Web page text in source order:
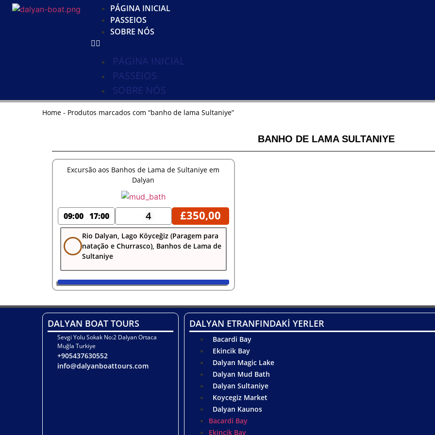
PÁGINA INICIAL
PASSEIOS
SOBRE NÓS
PÁGINA INICIAL
PASSEIOS
SOBRE NÓS
Home - Produtos marcados com “banho de lama Sultaniye”
BANHO DE LAMA SULTANIYE
Excursão aos Banhos de Lama de Sultaniye em
Dalyan
09:00 17:00 4 £350,00
Rio Dalyan, Lago Köyceğiz (Paragem para
natação e Churrasco), Banhos de Lama de
Sultaniye
DALYAN BOAT TOURS
Sevgi Yolu Sokak No:2 Dalyan Ortaca
Muğla Turkiye
+905437630552
info@dalyanboattours.com
DALYAN ETRANFINDAKİ YERLER
Bacardi Bay
Ekincik Bay
Dalyan Magic Lake
Dalyan Mud Bath
Dalyan Sultaniye
Koycegiz Market
Dalyan Kaunos
Bacardi Bay
Ekincik Bay